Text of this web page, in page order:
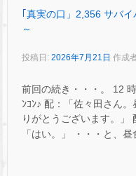
｢真実の口」2,356 サバ
～
投稿日: 2026年7月21日 作成
前回の続き・・・。 12
ﾝｺﾝ♪ 配：「佐々田さん
りがとうございます。」
「はい。」 ・・・と、